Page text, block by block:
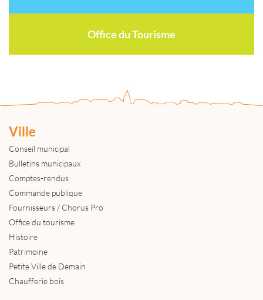
Office du Tourisme
Ville
Conseil municipal
Bulletins municipaux
Comptes-rendus
Commande publique
Fournisseurs / Chorus Pro
Office du tourisme
Histoire
Patrimoine
Petite Ville de Demain
Chaufferie bois